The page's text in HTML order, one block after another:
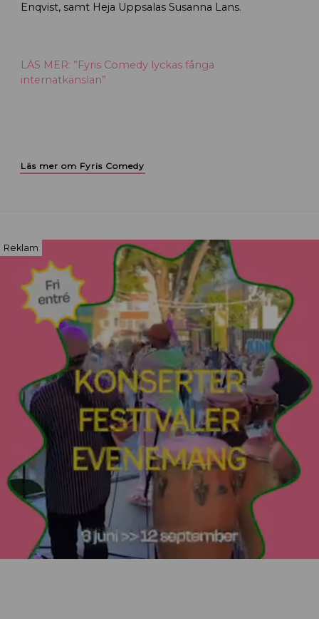
Enqvist, samt Heja Uppsalas Susanna Lans.
LÄS MER: ”Fyris Comedy lyckas fånga
internatkänslan”
Läs mer om Fyris Comedy
Reklam